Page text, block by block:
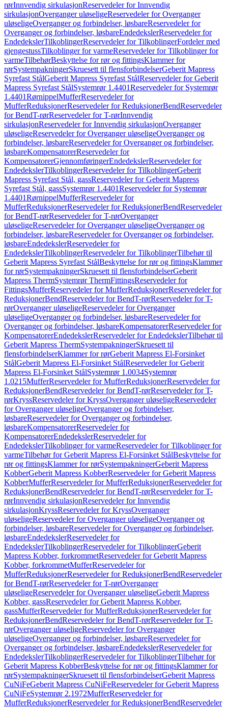
rørInnvendig sirkulasjonReservedeler for Innvendig
sirkulasjonOverganger uløseligeReservedeler for Overganger
uløseligeOverganger og forbindelser, løsbareReservedeler for
Overganger og forbindelser, løsbareEndedekslerReservedeler for
EndedekslerTilkoblingerReservedeler for TilkoblingerFordeler med
gjengestussTilkoblinger for varmeReservedeler for Tilkoblinger for
varmeTilbehørBeskyttelse for rør og fittingsKlammer for
rørSystempakningerSkruesett til flensforbindelserGeberit Mapress
Syrefast StålGeberit Mapress Syrefast StålReservedeler for Geberit
Mapress Syrefast StålSystemrør 1.4401Reservedeler for Systemrør
1.4401RørnippelMufferReservedeler for
MufferReduksjonerReservedeler for ReduksjonerBendReservedeler
for BendT-rørReservedeler for T-rørInnvendig
sirkulasjonReservedeler for Innvendig sirkulasjonOverganger
uløseligeReservedeler for Overganger uløseligeOverganger og
forbindelser, løsbareReservedeler for Overganger og forbindelser,
løsbareKompensatorerReservedeler for
KompensatorerGjennomføringerEndedekslerReservedeler for
EndedekslerTilkoblingerReservedeler for TilkoblingerGeberit
Mapress Syrefast Stål, gassReservedeler for Geberit Mapress
Syrefast Stål, gassSystemrør 1.4401Reservedeler for Systemrør
1.4401RørnippelMufferReservedeler for
MufferReduksjonerReservedeler for ReduksjonerBendReservedeler
for BendT-rørReservedeler for T-rørOverganger
uløseligeReservedeler for Overganger uløseligeOverganger og
forbindelser, løsbareReservedeler for Overganger og forbindelser,
løsbareEndedekslerReservedeler for
EndedekslerTilkoblingerReservedeler for TilkoblingerTilbehør til
Geberit Mapress Syrefast StålBeskyttelse for rør og fittingsKlammer
for rørSystempakningerSkruesett til flensforbindelserGeberit
Mapress ThermSystemrør ThermFittingsReservedeler for
FittingsMufferReservedeler for MufferReduksjonerReservedeler for
ReduksjonerBendReservedeler for BendT-rørReservedeler for T-
rørOverganger uløseligeReservedeler for Overganger
uløseligeOverganger og forbindelser, løsbareReservedeler for
Overganger og forbindelser, løsbareKompensatorerReservedeler for
KompensatorerEndedekslerReservedeler for EndedekslerTilbehør til
Geberit Mapress ThermSystempakningerSkruesett til
flensforbindelserKlammer for rørGeberit Mapress El-Forsinket
StålGeberit Mapress El-Forsinket StålReservedeler for Geberit
Mapress El-Forsinket StålSystemrør 1.0034Systemrør
1.0215MufferReservedeler for MufferReduksjonerReservedeler for
ReduksjonerBendReservedeler for BendT-rørReservedeler for T-
rørKryssReservedeler for KryssOverganger uløseligeReservedeler
for Overganger uløseligeOverganger og forbindelser,
løsbareReservedeler for Overganger og forbindelser,
løsbareKompensatorerReservedeler for
KompensatorerEndedekslerReservedeler for
EndedekslerTilkoblinger for varmeReservedeler for Tilkoblinger for
varmeTilbehør for Geberit Mapress El-Forsinket StålBeskyttelse for
rør og fittingsKlammer for rørSystempakningerGeberit Mapress
KobberGeberit Mapress KobberReservedeler for Geberit Mapress
KobberMufferReservedeler for MufferReduksjonerReservedeler for
ReduksjonerBendReservedeler for BendT-rørReservedeler for T-
rørInnvendig sirkulasjonReservedeler for Innvendig
sirkulasjonKryssReservedeler for KryssOverganger
uløseligeReservedeler for Overganger uløseligeOverganger og
forbindelser, løsbareReservedeler for Overganger og forbindelser,
løsbareEndedekslerReservedeler for
EndedekslerTilkoblingerReservedeler for TilkoblingerGeberit
Mapress Kobber, forkrommetReservedeler for Geberit Mapress
Kobber, forkrommetMufferReservedeler for
MufferReduksjonerReservedeler for ReduksjonerBendReservedeler
for BendT-rørReservedeler for T-rørOverganger
uløseligeReservedeler for Overganger uløseligeGeberit Mapress
Kobber, gassReservedeler for Geberit Mapress Kobber,
gassMufferReservedeler for MufferReduksjonerReservedeler for
ReduksjonerBendReservedeler for BendT-rørReservedeler for T-
rørOverganger uløseligeReservedeler for Overganger
uløseligeOverganger og forbindelser, løsbareReservedeler for
Overganger og forbindelser, løsbareEndedekslerReservedeler for
EndedekslerTilkoblingerReservedeler for TilkoblingerTilbehør for
Geberit Mapress KobberBeskyttelse for rør og fittingsKlammer for
rørSystempakningerSkruesett til flensforbindelserGeberit Mapress
CuNiFeGeberit Mapress CuNiFeReservedeler for Geberit Mapress
CuNiFeSystemrør 2.1972MufferReservedeler for
MufferReduksjonerReservedeler for ReduksjonerBendReservedeler